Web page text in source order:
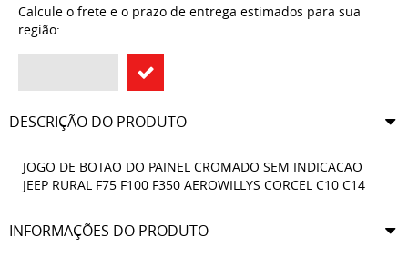
Calcule o frete e o prazo de entrega estimados para sua
região:
DESCRIÇÃO DO PRODUTO
JOGO DE BOTAO DO PAINEL CROMADO SEM INDICACAO
JEEP RURAL F75 F100 F350 AEROWILLYS CORCEL C10 C14
INFORMAÇÕES DO PRODUTO